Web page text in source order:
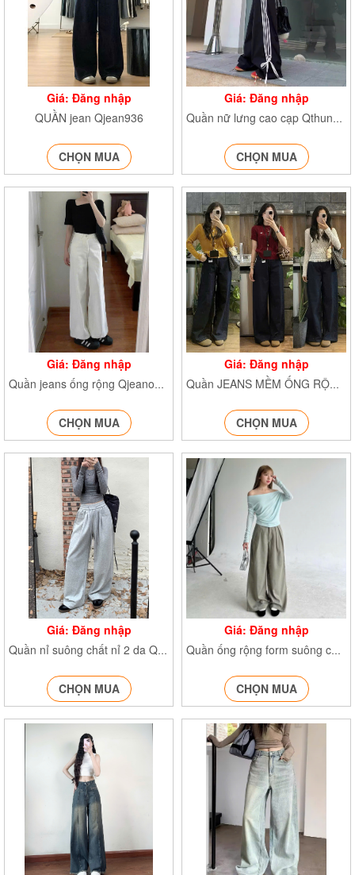
Giá: Đăng nhập
QUẦN jean Qjean936
CHỌN MUA
Giá: Đăng nhập
Quần nữ lưng cao cạp Qthunbonsoc362
CHỌN MUA
Giá: Đăng nhập
Quần jeans ống rộng Qjeanongloe6222
CHỌN MUA
Giá: Đăng nhập
Quần JEANS MỀM ỐNG RỘNG Jean1112
CHỌN MUA
Giá: Đăng nhập
Quần nỉ suông chất nỉ 2 da Q.Nixuong830
CHỌN MUA
Giá: Đăng nhập
Quần ống rộng form suông chất xước Q.ongrongxuong840
CHỌN MUA